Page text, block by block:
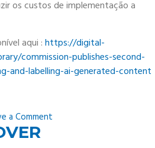
os custos de implementação a
aqui :https://digital-
commission-publishes-second-
and-labelling-ai-generated-content
a Comment